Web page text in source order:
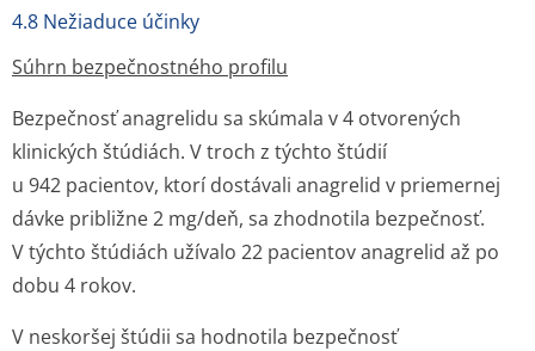
4.8 Nežiaduce účinky
Súhrn bezpečnostného profilu
Bezpečnosť anagrelidu sa skúmala v 4 otvorených
klinických štúdiách. V troch z týchto štúdií
u 942 pacientov, ktorí dostávali anagrelid v priemernej
dávke približne 2 mg/deň, sa zhodnotila bezpečnosť.
V týchto štúdiách užívalo 22 pacientov anagrelid až po
dobu 4 rokov.
V neskoršej štúdii sa hodnotila bezpečnosť